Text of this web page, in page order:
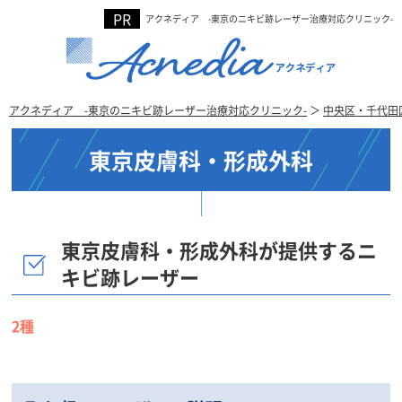
アクネディア -東京のニキビ跡レーザー治療対応クリニック-
アクネディア -東京のニキビ跡レーザー治療対応クリニック- ＞ 中央区・千代田
東京皮膚科・形成外科
東京皮膚科・形成外科が提供するニ
キビ跡レーザー
2種